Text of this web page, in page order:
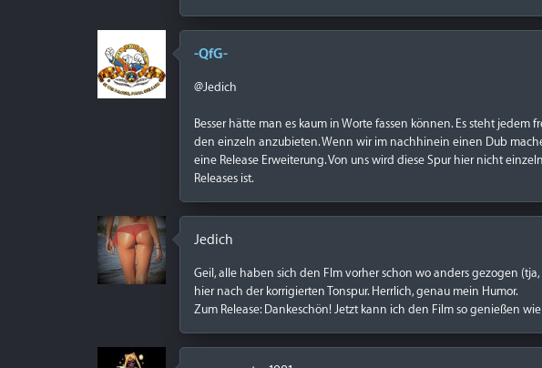
-QfG-
@Jedich
Besser hätte man es kaum in Worte fassen können. Es steht
den einzeln anzubieten. Wenn wir im nachhinein einen Dub
eine Release Erweiterung. Von uns wird diese Spur hier nicht
Releases ist.
Jedich
Geil, alle haben sich den Flm vorher schon wo anders gezogen
hier nach der korrigierten Tonspur. Herrlich, genau mein Humor.
Zum Release: Dankeschön! Jetzt kann ich den Film so genießen